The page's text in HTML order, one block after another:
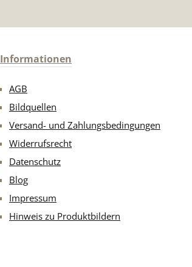
Informationen
AGB
Bildquellen
Versand- und Zahlungsbedingungen
Widerrufsrecht
Datenschutz
Blog
Impressum
Hinweis zu Produktbildern